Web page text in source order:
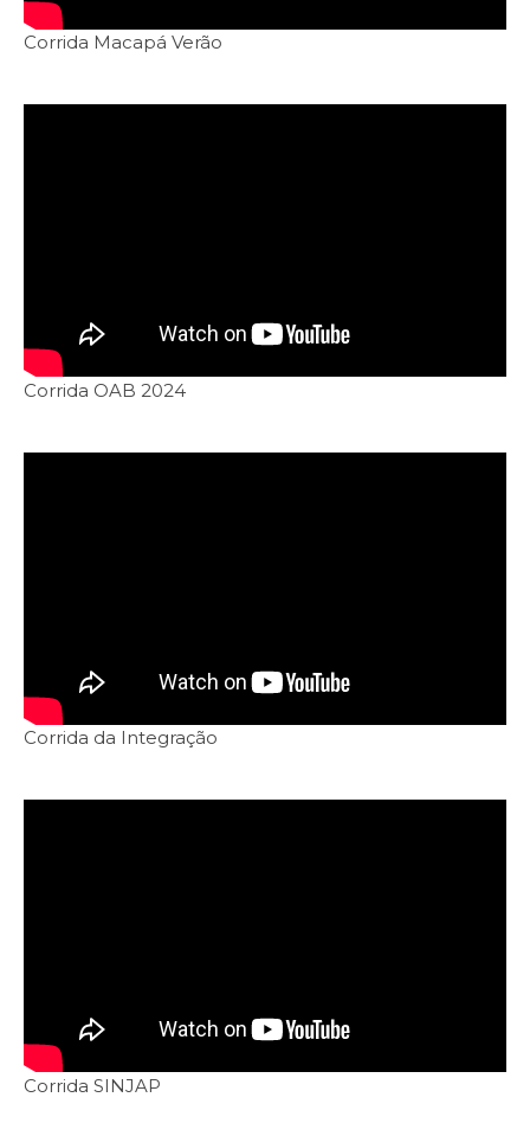
Corrida Macapá Verão
Corrida OAB 2024
Corrida da Integração
Corrida SINJAP